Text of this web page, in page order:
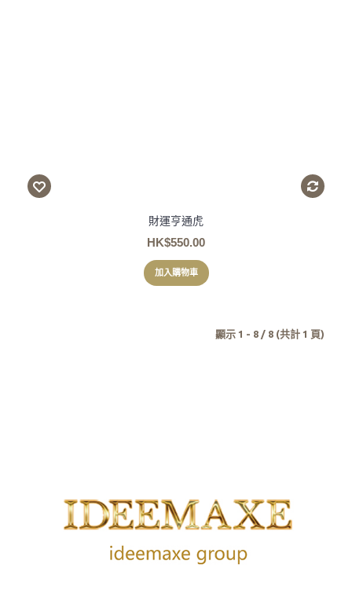
財運亨通虎
HK$550.00
加入購物車
顯示 1 - 8 / 8 (共計 1 頁)